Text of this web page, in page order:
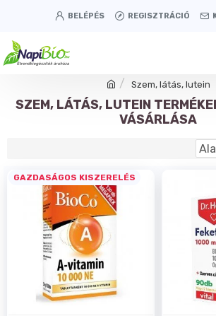
BELÉPÉS REGISZTRÁCIÓ
Szem, látás, lutein
SZEM, LÁTÁS, LUTEIN
VÁSÁRLÁSA
GAZDASÁGOS KISZERELÉS